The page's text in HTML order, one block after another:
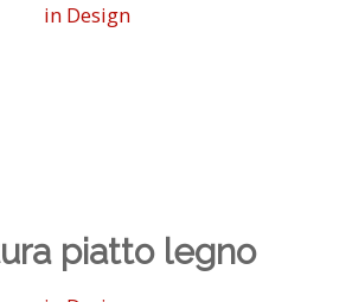
in Design
piatto legno